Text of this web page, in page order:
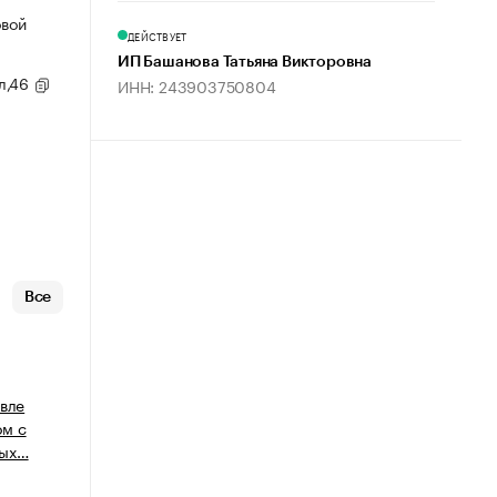
Все
с
ДЕЙСТВУЕТ
ИП Башанова Татьяна Викторовна
ИНН: 243903750804